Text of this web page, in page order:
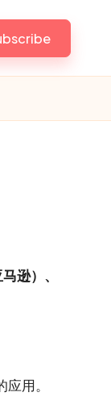
逊）、
用。